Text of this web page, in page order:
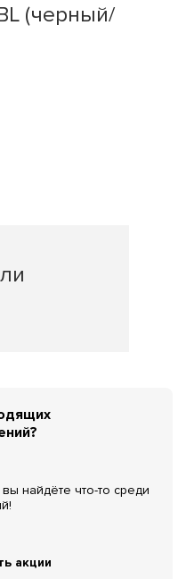
(черный/
найдёте что-то среди
акции